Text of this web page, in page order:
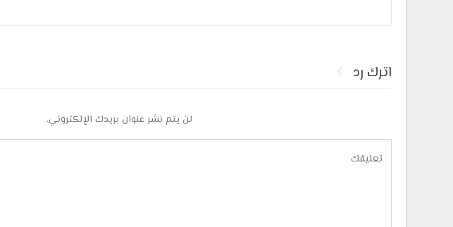
اترك رد
لن يتم نشر عنوان بريدك الإلكتروني.